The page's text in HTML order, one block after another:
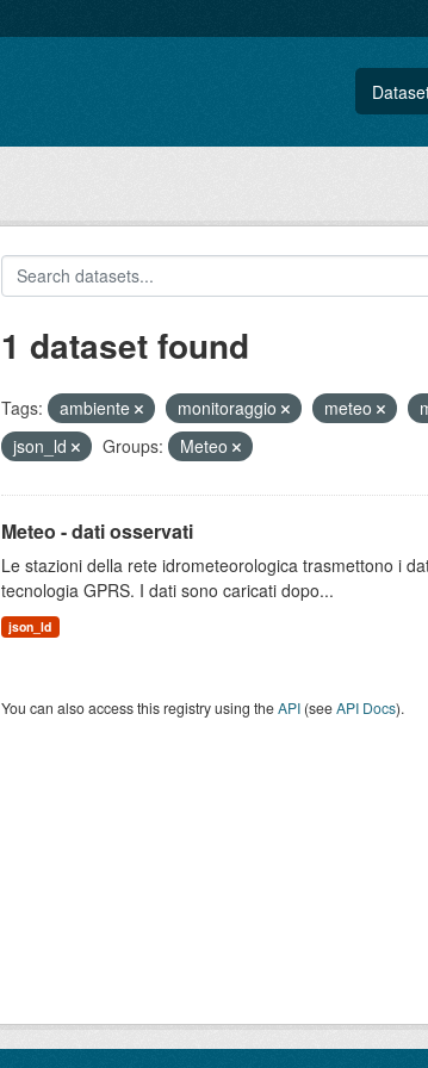
1 dataset found
Tags: ambiente monitoraggio meteo
json_ld
Groups: Meteo
Meteo - dati osservati
Le stazioni della rete idrometeorologica trasmettono i
tecnologia GPRS. I dati sono caricati dopo...
json_ld
You can also access this registry using theAPI(seeAPI Docs).